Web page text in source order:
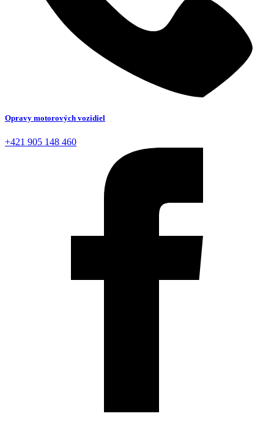
Opravy motorových vozidiel
+421 905 148 460